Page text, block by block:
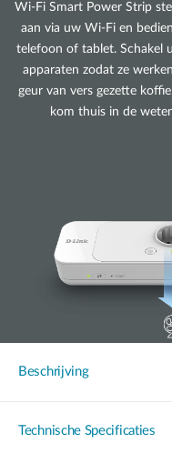
Wi-Fi Smart Power Strip
aan via uw Wi-Fi en
telefoon of tablet. Schakel
apparaten zodat ze
geur van vers gezette
kom thuis in de
Beschrijving
Technische Specificaties